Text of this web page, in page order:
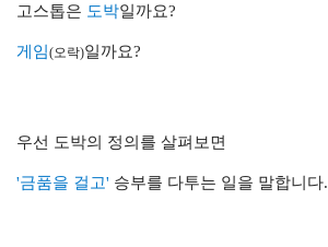
고스톱은 도박일까요?
게임(오락)일까요?
우선 도박의 정의를 살펴보면
'금품을 걸고' 승부를 다투는 일을 말합니다.